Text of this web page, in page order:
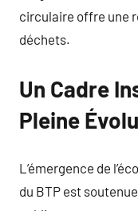
circulaire offre une
déchets.
Un Cadre
Pleine
L’émergence de
du BTP est